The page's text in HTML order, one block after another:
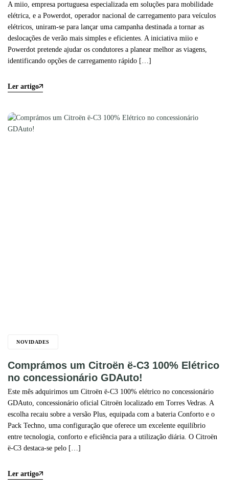
A miio, empresa portuguesa especializada em soluções para mobilidade
elétrica, e a Powerdot, operador nacional de carregamento para veículos
elétricos, uniram-se para lançar uma campanha destinada a tornar as
deslocações de verão mais simples e eficientes. A iniciativa miio e
Powerdot pretende ajudar os condutores a planear melhor as viagens,
identificando opções de carregamento rápido […]
Ler artigo
NOVIDADES
Comprámos um Citroën ë-C3 100% Elétrico
no concessionário GDAuto!
Este mês adquirimos um Citroën ë-C3 100% elétrico no concessionário
GDAuto, concessionário oficial Citroën localizado em Torres Vedras. A
escolha recaiu sobre a versão Plus, equipada com a bateria Conforto e o
Pack Techno, uma configuração que oferece um excelente equilíbrio
entre tecnologia, conforto e eficiência para a utilização diária. O Citroën
ë-C3 destaca-se pelo […]
Ler artigo